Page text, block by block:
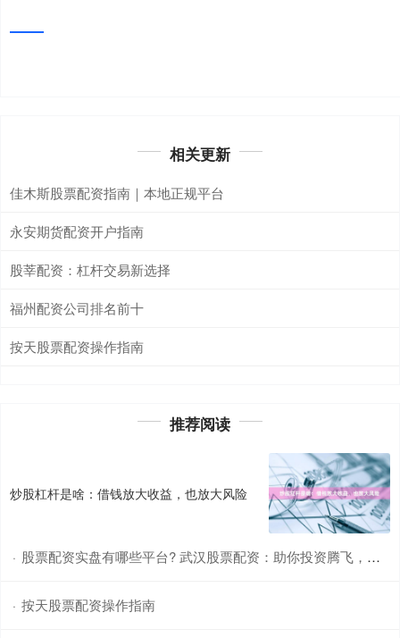
相关更新
佳木斯股票配资指南｜本地正规平台
永安期货配资开户指南
股莘配资：杠杆交易新选择
福州配资公司排名前十
按天股票配资操作指南
推荐阅读
炒股杠杆是啥：借钱放大收益，也放大风险
· 股票配资实盘有哪些平台? 武汉股票配资：助你投资腾飞，轻松获利
· 按天股票配资操作指南